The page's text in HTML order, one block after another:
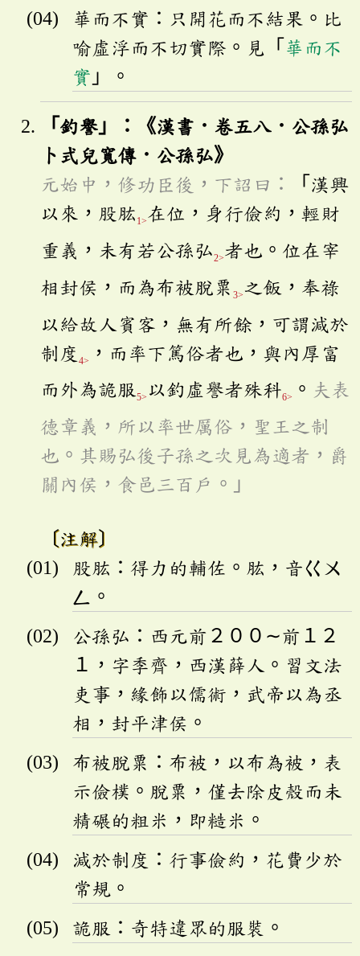
華而不實：只開花而不結果。比
喻虛浮而不切實際。見「 華而不
實 」。
「釣譽」：《漢書．卷五八．公孫弘
卜式兒寬傳．公孫弘》
元始中，修功臣後，下詔曰：
「漢興
以來，股肱 1>在位，身行儉約，輕財
重義，未有若公孫弘2>者也。位在宰
相封侯，而為布被脫粟 3> 之飯，奉祿
以給故人賓客，無有所餘，可謂減於
制度 4>
，而率下篤俗者也，與內厚富
而外為詭服5> 以釣虛譽者殊科6> 。 夫表
德章義，所以率世厲俗，聖王之制
也。其賜弘後子孫之次見為適者，爵
關內侯，食邑三百戶。」
〔注解〕
股肱：得力的輔佐。肱，音ㄍㄨ
ㄥ
。
公孫弘：西元前２００∼前１２
１，字季齊，西漢薛人。習文法
吏事，緣飾以儒術，武帝以為丞
相，封平津侯。
布被脫粟：布被，以布為被，表
示儉樸。脫粟，僅去除皮殼而未
精碾的粗米，即糙米。
減於制度：行事儉約，花費少於
常規。
詭服：奇特違眾的服裝。